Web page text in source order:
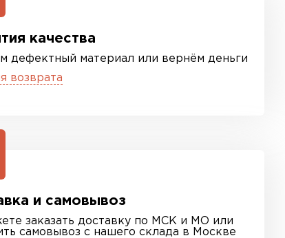
качества
дефектный материал или вернём деньги
возврата
и самовывоз
заказать доставку по МСК и МО или
самовывоз с нашего склада в Москве